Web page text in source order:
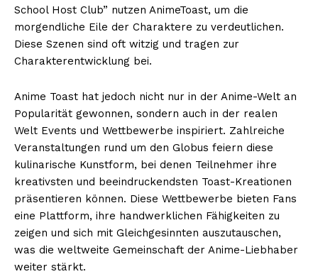
School Host Club” nutzen AnimeToast, um die
morgendliche Eile der Charaktere zu verdeutlichen.
Diese Szenen sind oft witzig und tragen zur
Charakterentwicklung bei.
Anime Toast hat jedoch nicht nur in der Anime-Welt an
Popularität gewonnen, sondern auch in der realen
Welt Events und Wettbewerbe inspiriert. Zahlreiche
Veranstaltungen rund um den Globus feiern diese
kulinarische Kunstform, bei denen Teilnehmer ihre
kreativsten und beeindruckendsten Toast-Kreationen
präsentieren können. Diese Wettbewerbe bieten Fans
eine Plattform, ihre handwerklichen Fähigkeiten zu
zeigen und sich mit Gleichgesinnten auszutauschen,
was die weltweite Gemeinschaft der Anime-Liebhaber
weiter stärkt.